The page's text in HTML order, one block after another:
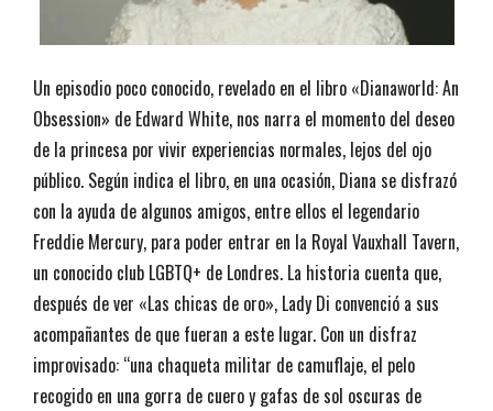
Un episodio poco conocido, revelado en el libro «Dianaworld: An
Obsession» de Edward White, nos narra el momento del deseo
de la princesa por vivir experiencias normales, lejos del ojo
público. Según indica el libro, en una ocasión, Diana se disfrazó
con la ayuda de algunos amigos, entre ellos el legendario
Freddie Mercury, para poder entrar en la Royal Vauxhall Tavern,
un conocido club LGBTQ+ de Londres. La historia cuenta que,
después de ver «Las chicas de oro», Lady Di convenció a sus
acompañantes de que fueran a este lugar. Con un disfraz
improvisado: “una chaqueta militar de camuflaje, el pelo
recogido en una gorra de cuero y gafas de sol oscuras de